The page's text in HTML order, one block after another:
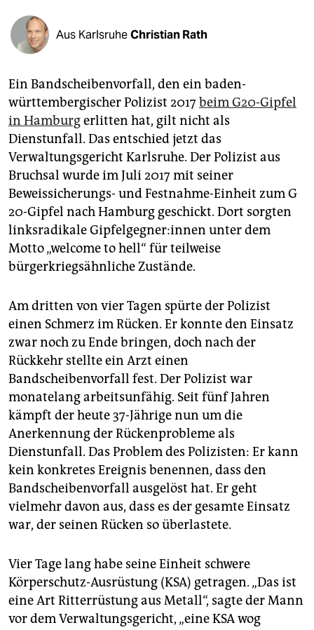
shop
fragen & hilfe
abo
genossenschaft
epaper login
Aus KarlsruheChristian Rath
Ein Bandscheibenvorfall, den ein baden-
württembergischer Polizist 2017 beim G20-Gipfel
in Hamburgerlitten hat, gilt nicht als
Dienstunfall. Das entschied jetzt das
Verwaltungsgericht Karlsruhe. Der Polizist aus
Bruchsal wurde im Juli 2017 mit seiner
Beweissicherungs- und Festnahme-Einheit zum G
20-Gipfel nach Hamburg geschickt. Dort sorgten
linksradikale Gipfelgeg­ne­r:in­nen unter dem
Motto „welcome to hell“ für teilweise
bürgerkriegsähnliche Zustände.
Am dritten von vier Tagen spürte der Polizist
einen Schmerz im Rücken. Er konnte den Einsatz
zwar noch zu Ende bringen, doch nach der
Rückkehr stellte ein Arzt einen
Bandscheibenvorfall fest. Der Polizist war
monatelang arbeitsunfähig. Seit fünf Jahren
kämpft der heute 37-Jährige nun um die
Anerkennung der Rückenprobleme als
Dienstunfall. Das Problem des Polizisten: Er kann
kein konkretes Ereignis benennen, dass den
Bandscheibenvorfall ausgelöst hat. Er geht
vielmehr davon aus, dass es der gesamte Einsatz
war, der seinen Rücken so überlastete.
Vier Tage lang habe seine Einheit schwere
Körperschutz-Ausrüstung (KSA) getragen. „Das ist
eine Art Ritterrüstung aus Metall“, sagte der Mann
vor dem Verwaltungsgericht, „eine KSA wog